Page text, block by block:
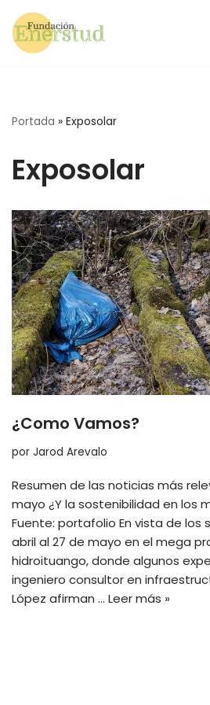
Saltar
Portada » Exposolar
Exposolar
¿Como Vamos?
por Jarod Arevalo
Resumen de las noticias más
mayo ¿Y la sostenibilidad en los
Fuente: portafolio En vista de los
abril al 27 de mayo en el mega
hidroituango, donde algunos
ingeniero consultor en
López afirman … Leer más »